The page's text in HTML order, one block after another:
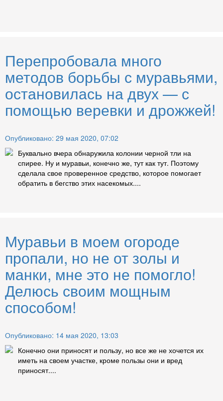
Перепробовала много
методов борьбы с муравьями,
остановилась на двух — с
помощью веревки и дрожжей!
Опубликовано: 29 мая 2020, 07:02
Буквально вчера обнаружила колонии черной тли на
спирее. Ну и муравьи, конечно же, тут как тут. Поэтому
сделала свое проверенное средство, которое помогает
обратить в бегство этих насекомых....
Муравьи в моем огороде
пропали, но не от золы и
манки, мне это не помогло!
Делюсь своим мощным
способом!
Опубликовано: 14 мая 2020, 13:03
Конечно они приносят и пользу, но все же не хочется их
иметь на своем участке, кроме пользы они и вред
приносят....